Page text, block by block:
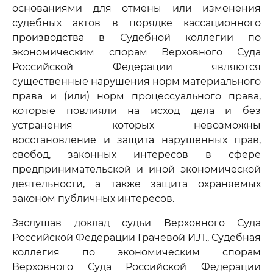
основаниями для отмены или изменения
судебных актов в порядке кассационного
производства в Судебной коллегии по
экономическим спорам Верховного Суда
Российской Федерации являются
существенные нарушения норм материального
права и (или) норм процессуального права,
которые повлияли на исход дела и без
устранения которых невозможны
восстановление и защита нарушенных прав,
свобод, законных интересов в сфере
предпринимательской и иной экономической
деятельности, а также защита охраняемых
законом публичных интересов.
Заслушав доклад судьи Верховного Суда
Российской Федерации Грачевой И.Л., Судебная
коллегия по экономическим спорам
Верховного Суда Российской Федерации